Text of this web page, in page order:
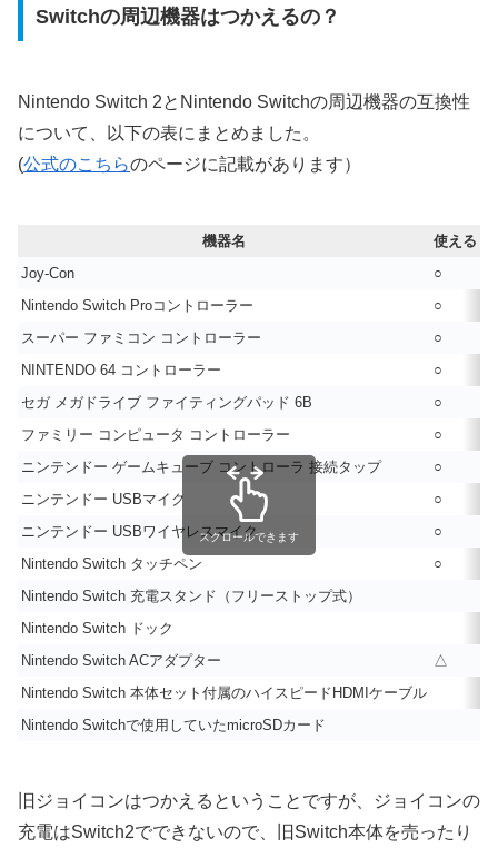
Switchの周辺機器はつかえるの？
Nintendo Switch 2とNintendo Switchの周辺機器の互換性
について、以下の表にまとめました。
(公式のこちらのページに記載があります）
機器名 使える
Joy-Con
○
Nintendo Switch Proコントローラー
○
スーパー ファミコン コントローラー
○
NINTENDO 64 コントローラー
○
セガ メガドライブ ファイティングパッド 6B
○
ファミリー コンピュータ コントローラー
○
ニンテンドー ゲームキューブ コントローラ 接続タップ
○
ニンテンドー USBマイク
○
ニンテンドー USBワイヤレスマイク
○
Nintendo Switch タッチペン
○
Nintendo Switch 充電スタンド（フリーストップ式）
Nintendo Switch ドック
Nintendo Switch ACアダプター
△
Nintendo Switch 本体セット付属のハイスピードHDMIケーブル
Nintendo Switchで使用していたmicroSDカード
スクロールできます
旧ジョイコンはつかえるということですが、ジョイコンの
充電はSwitch2でできないので、旧Switch本体を売ったり